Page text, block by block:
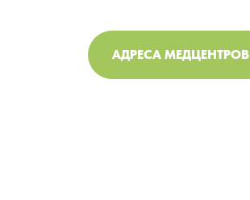
АДРЕСА МЕДЦЕНТРОВ